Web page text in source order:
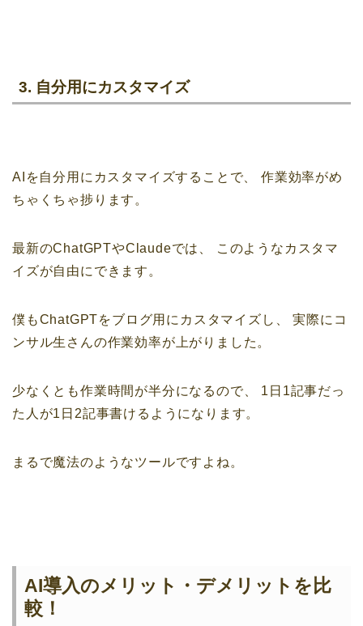
3. 自分用にカスタマイズ
AIを自分用にカスタマイズすることで、
作業効率がめ
ちゃくちゃ捗ります。
最新のChatGPTやClaudeでは、
このようなカスタマ
イズが自由にできます。
僕もChatGPTをブログ用にカスタマイズし、
実際にコ
ンサル生さんの作業効率が上がりました。
少なくとも作業時間が半分になるので、
1日1記事だっ
た人が1日2記事書けるようになります。
まるで魔法のようなツールですよね。
AI導入のメリット・デメリットを比
較！